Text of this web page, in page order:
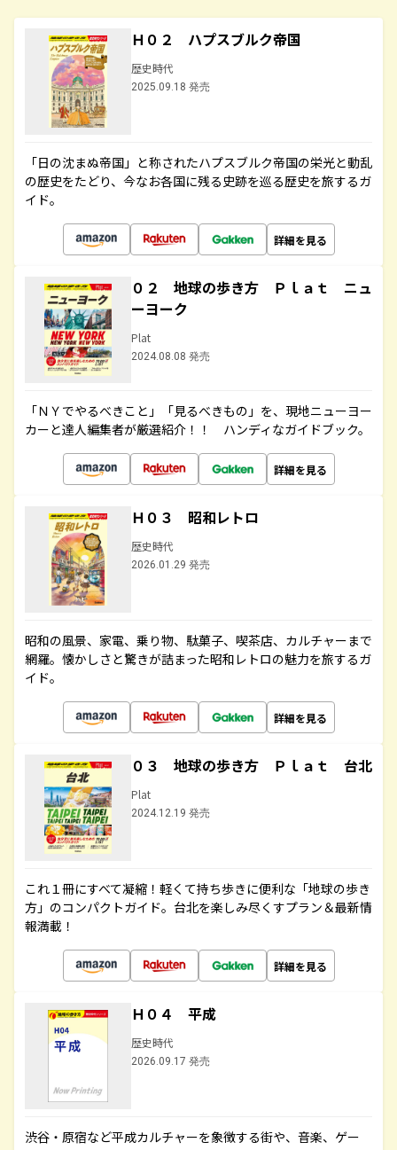
Ｈ０２ ハプスブルク帝国
歴史時代
2025.09.18 発売
「日の沈まぬ帝国」と称されたハプスブルク帝国の栄光と動乱
の歴史をたどり、今なお各国に残る史跡を巡る歴史を旅するガ
イド。
詳細を見る
０２ 地球の歩き方 Ｐｌａｔ ニュ
ーヨーク
Plat
2024.08.08 発売
「ＮＹでやるべきこと」「見るべきもの」を、現地ニューヨー
カーと達人編集者が厳選紹介！！ ハンディなガイドブック。
詳細を見る
Ｈ０３ 昭和レトロ
歴史時代
2026.01.29 発売
昭和の風景、家電、乗り物、駄菓子、喫茶店、カルチャーまで
網羅。懐かしさと驚きが詰まった昭和レトロの魅力を旅するガ
イド。
詳細を見る
０３ 地球の歩き方 Ｐｌａｔ 台北
Plat
2024.12.19 発売
これ１冊にすべて凝縮！軽くて持ち歩きに便利な「地球の歩き
方」のコンパクトガイド。台北を楽しみ尽くすプラン＆最新情
報満載！
詳細を見る
Ｈ０４ 平成
歴史時代
2026.09.17 発売
渋谷・原宿など平成カルチャーを象徴する街や、音楽、ゲー